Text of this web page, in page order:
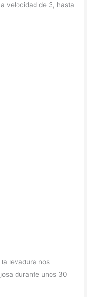
velocidad de 3, hasta
la levadura nos
durante unos 30